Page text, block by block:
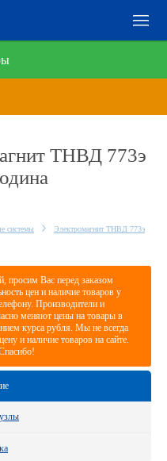
ТНВД 773э
системы
Электромагнит ТНВД 773э
просим Вас перед заказом
цен и наличие товаров у
Производители и
меняют цены на товары в
курса рубля. Мы не всегда
и наличие товаров на сайте.